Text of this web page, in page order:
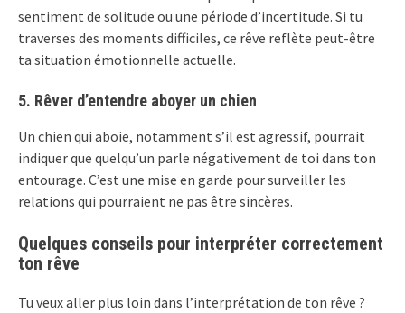
sentiment de solitude ou une période d’incertitude. Si tu
traverses des moments difficiles, ce rêve reflète peut-être
ta situation émotionnelle actuelle.
5. Rêver d’entendre aboyer un chien
Un chien qui aboie, notamment s’il est agressif, pourrait
indiquer que quelqu’un parle négativement de toi dans ton
entourage. C’est une mise en garde pour surveiller les
relations qui pourraient ne pas être sincères.
Quelques conseils pour interpréter correctement
ton rêve
Tu veux aller plus loin dans l’interprétation de ton rêve ?